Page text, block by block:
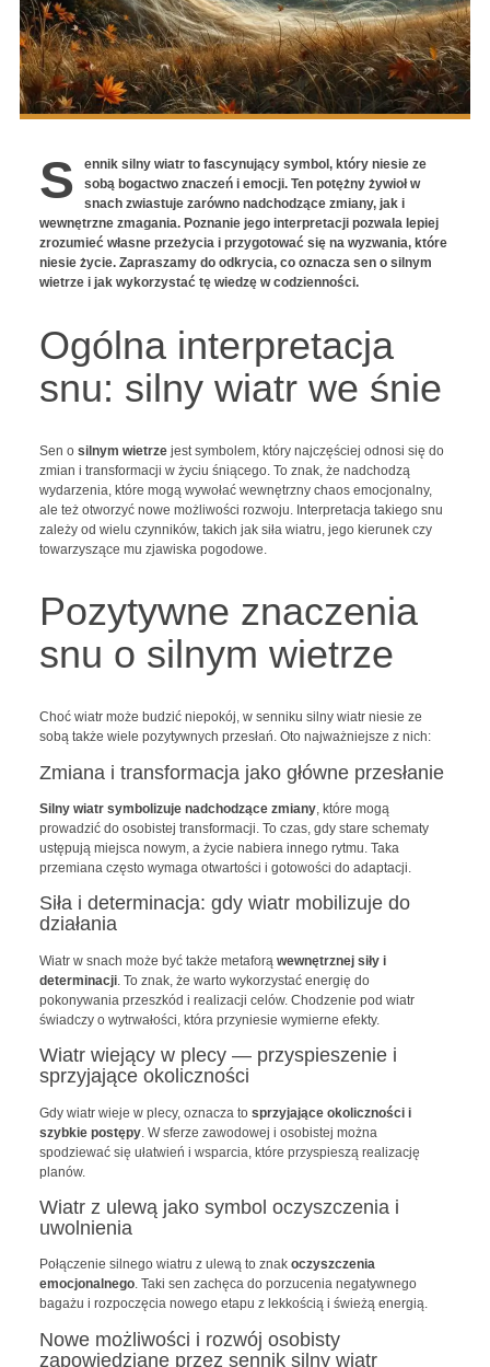
S
ennik silny wiatr to fascynujący symbol, który niesie ze
sobą bogactwo znaczeń i emocji. Ten potężny żywioł w
snach zwiastuje zarówno nadchodzące zmiany, jak i
wewnętrzne zmagania. Poznanie jego interpretacji pozwala lepiej
zrozumieć własne przeżycia i przygotować się na wyzwania, które
niesie życie. Zapraszamy do odkrycia, co oznacza sen o silnym
wietrze i jak wykorzystać tę wiedzę w codzienności.
Ogólna interpretacja
snu: silny wiatr we śnie
Sen o silnym wietrzejest symbolem, który najczęściej odnosi się do
zmian i transformacji w życiu śniącego. To znak, że nadchodzą
wydarzenia, które mogą wywołać wewnętrzny chaos emocjonalny,
ale też otworzyć nowe możliwości rozwoju. Interpretacja takiego snu
zależy od wielu czynników, takich jak siła wiatru, jego kierunek czy
towarzyszące mu zjawiska pogodowe.
Pozytywne znaczenia
snu o silnym wietrze
Choć wiatr może budzić niepokój, w senniku silny wiatr niesie ze
sobą także wiele pozytywnych przesłań. Oto najważniejsze z nich:
Zmiana i transformacja jako główne przesłanie
Silny wiatr symbolizuje nadchodzące zmiany, które mogą
prowadzić do osobistej transformacji. To czas, gdy stare schematy
ustępują miejsca nowym, a życie nabiera innego rytmu. Taka
przemiana często wymaga otwartości i gotowości do adaptacji.
Siła i determinacja: gdy wiatr mobilizuje do
działania
Wiatr w snach może być także metaforą wewnętrznej siły i
determinacji. To znak, że warto wykorzystać energię do
pokonywania przeszkód i realizacji celów. Chodzenie pod wiatr
świadczy o wytrwałości, która przyniesie wymierne efekty.
Wiatr wiejący w plecy — przyspieszenie i
sprzyjające okoliczności
Gdy wiatr wieje w plecy, oznacza to sprzyjające okoliczności i
szybkie postępy. W sferze zawodowej i osobistej można
spodziewać się ułatwień i wsparcia, które przyspieszą realizację
planów.
Wiatr z ulewą jako symbol oczyszczenia i
uwolnienia
Połączenie silnego wiatru z ulewą to znak oczyszczenia
emocjonalnego. Taki sen zachęca do porzucenia negatywnego
bagażu i rozpoczęcia nowego etapu z lekkością i świeżą energią.
Nowe możliwości i rozwój osobisty
zapowiedziane przez sennik silny wiatr